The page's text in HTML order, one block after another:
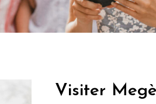
Visiter